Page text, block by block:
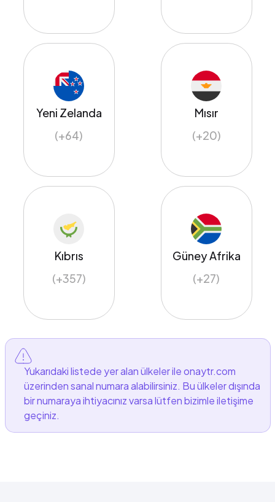
Yeni Zelanda
(+64)
Mısır
(+20)
Kıbrıs
(+357)
Güney Afrika
(+27)
Yukarıdaki listede yer alan ülkeler ile onaytr.com
üzerinden sanal numara alabilirsiniz. Bu ülkeler dışında
bir numaraya ihtiyacınız varsa lütfen bizimle iletişime
geçiniz.